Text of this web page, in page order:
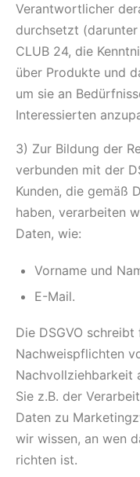
Verantwortlicher
durchsetzt (darunter
CLUB 24, die
über Produkte und
um sie an
Interessierten
3) Zur Bildung der
verbunden mit der
Kunden, die gemäß
haben, verarbeiten
Daten, wie:
Vorname und
E-Mail.
Die DSGVO
Nachweispflichten
Nachvollziehbarkeit
Sie z.B. der
Daten zu
wir wissen, an wen
richten ist.